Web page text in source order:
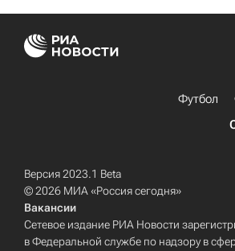
Футбол
Версия 2023.1 Beta
© 2026 МИА «Россия сегодня»
Вакансии
Сетевое издание РИА Новости
в Федеральной службе по надзору в